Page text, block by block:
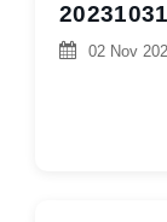
02 Nov